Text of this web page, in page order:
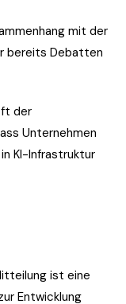
mit der
bereits Debatten
der
Unternehmen
KI-Infrastruktur
ist eine
Entwicklung